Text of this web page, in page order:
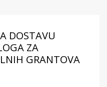
DOSTAVU
ZA
GRANTOVA